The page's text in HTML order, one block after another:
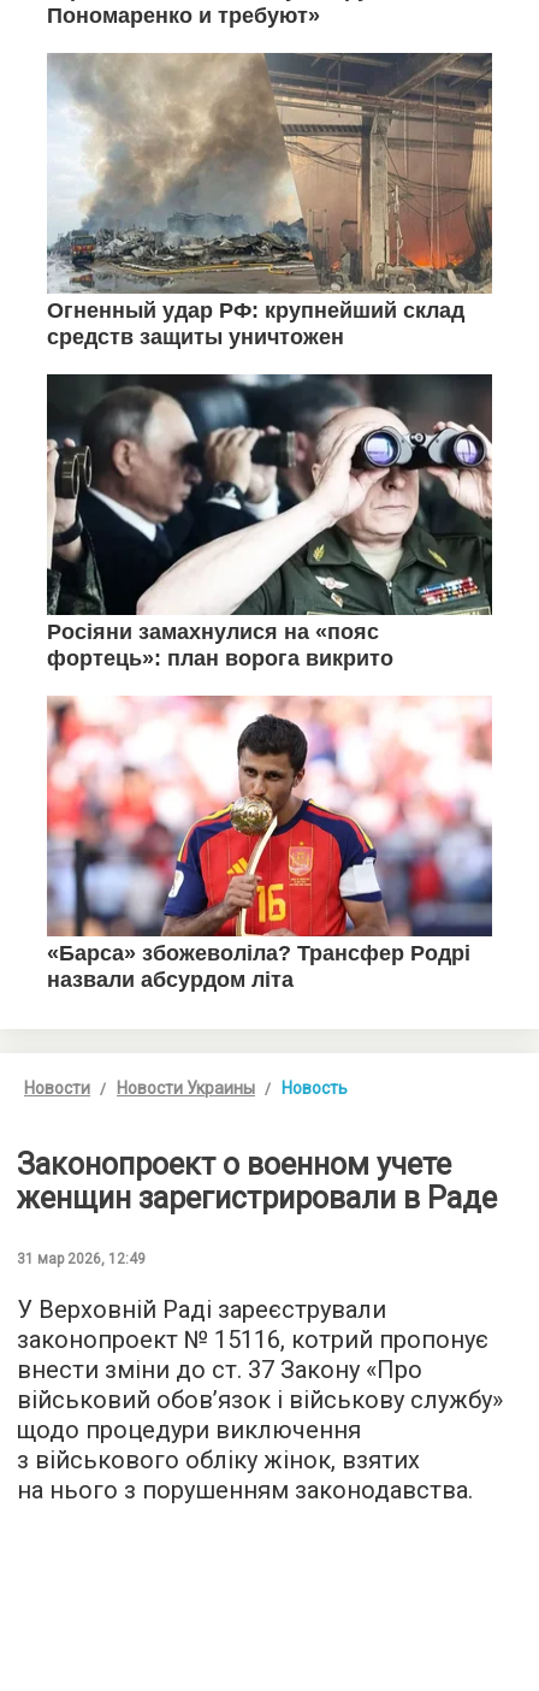
Новости Новости Украины Новость
Законопроект о военном учете
женщин зарегистрировали в Раде
31 мар 2026, 12:49
У Верховній Раді зареєстрували
законопроект № 15116, котрий пропонує
внести зміни до ст. 37 Закону «Про
військовий обов’язок і військову службу»
щодо процедури виключення
з військового обліку жінок, взятих
на нього з порушенням законодавства.